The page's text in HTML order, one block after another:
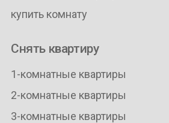
купить комнату
Снять квартиру
1-комнатные квартиры
2-комнатные квартиры
3-комнатные квартиры